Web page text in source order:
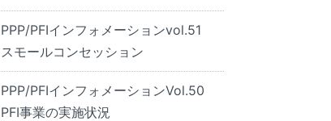
PPP/PFIインフォメーションvol.51
スモールコンセッション
PPP/PFIインフォメーションVol.50
PFI事業の実施状況